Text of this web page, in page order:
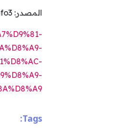
المصدر: info3
Tags: